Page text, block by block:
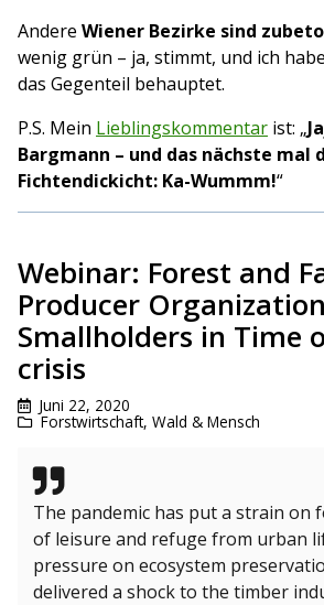
Andere Wiener Bezirke sind
wenig grün – ja, stimmt, und ich
das Gegenteil behauptet.
P.S. Mein Lieblingskommentar ist: „
Bargmann – und das nächste mal
Fichtendickicht: Ka-Wummm!“
Webinar: Forest and
Producer
Smallholders in Time
crisis
Juni 22, 2020
Forstwirtschaft, Wald & Mensch
The pandemic has put a strain on
of leisure and refuge from urban
pressure on ecosystem
delivered a shock to the timber